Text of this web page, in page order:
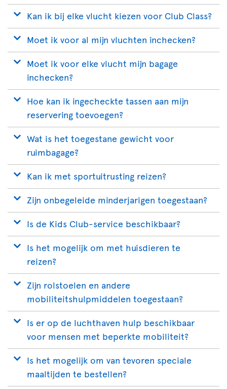
Kan ik bij elke vlucht kiezen voor Club Class?
Moet ik voor al mijn vluchten inchecken?
Moet ik voor elke vlucht mijn bagage
inchecken?
Hoe kan ik ingecheckte tassen aan mijn
reservering toevoegen?
Wat is het toegestane gewicht voor
ruimbagage?
Kan ik met sportuitrusting reizen?
Zijn onbegeleide minderjarigen toegestaan?
Is de Kids Club-service beschikbaar?
Is het mogelijk om met huisdieren te
reizen?
Zijn rolstoelen en andere
mobiliteitshulpmiddelen toegestaan?
Is er op de luchthaven hulp beschikbaar
voor mensen met beperkte mobiliteit?
Is het mogelijk om van tevoren speciale
maaltijden te bestellen?